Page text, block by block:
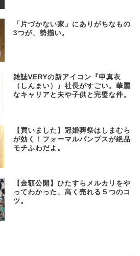
「片づかない家」にありがちなもの
3つが、勢揃い。
雑誌VERYの新アイコン『申真衣
（しんまい）』社長がすごい。華麗
なキャリアと夫や子供と完璧な件。
【買いました】冠婚葬祭はしまむら
が効く！フォーマルパンプスが絶品
モチふわだよ。
【金額公開】ひたすらメルカリをや
ってわかった、高く売れる５つのコ
ツ。